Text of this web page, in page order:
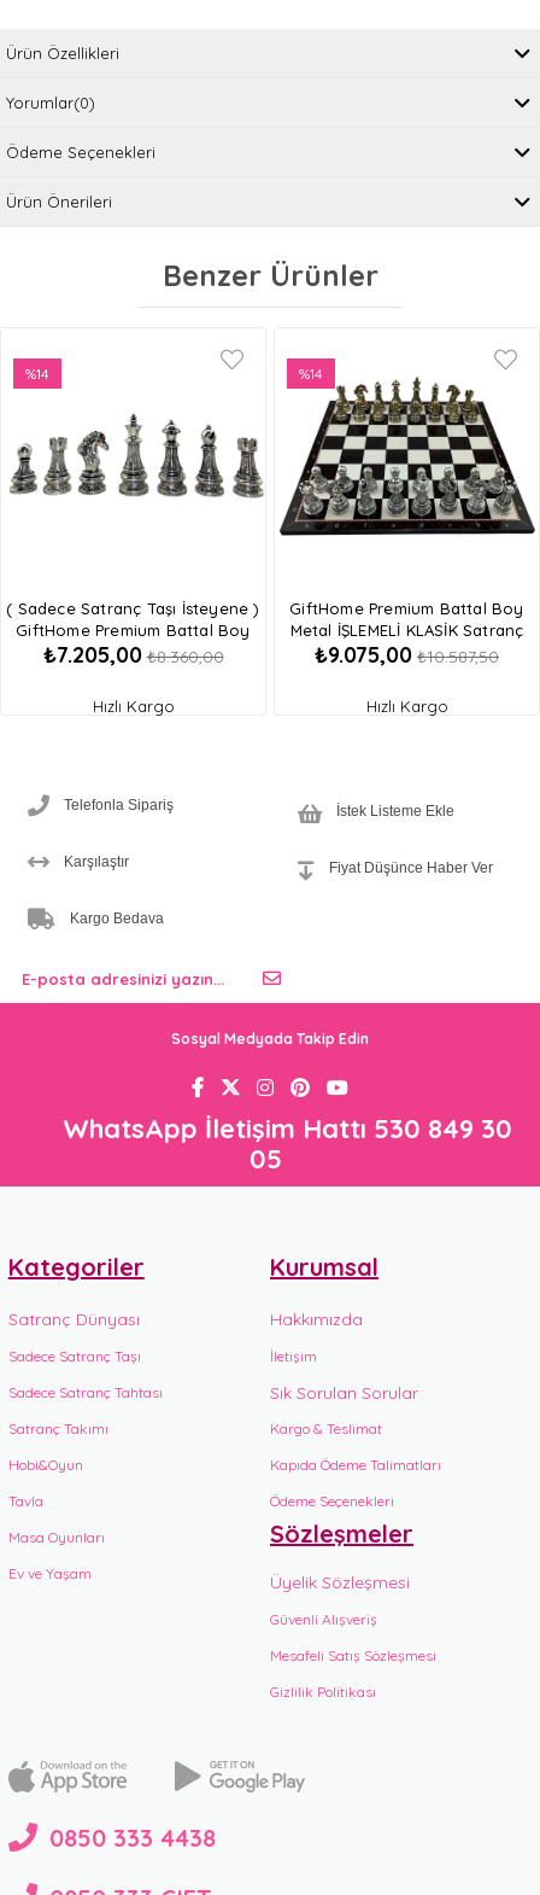
Ürün Özellikleri
Yorumlar(0)
Ödeme Seçenekleri
Ürün Önerileri
Benzer Ürünler
( Sadece Satranç Taşı İsteyene )
GiftHome Premium Battal Boy
Metal İşlemeli KLASİK Satranç Taşı
₺7.205,00 ₺8.360,00
%14
%14İndirim
Hızlı Kargo
GiftHome Premium Battal Boy
Metal İŞLEMELİ KLASİK Satranç
Takımı ve Katlanır Ceviz Desenli
₺9.075,00 ₺10.587,50
%14
İndirim
%14İndirim
Hızlı Kargo
Telefonla Sipariş İstek Listeme Ekle
Karşılaştır Fiyat Düşünce Haber Ver
Kargo Bedava
Sosyal Medyada Takip Edin
WhatsApp İletişim Hattı 530 849 30
05
Kategoriler
Satranç Dünyası
Sadece Satranç Taşı
Sadece Satranç Tahtası
Satranç Takımı
Hobi&Oyun
Tavla
Masa Oyunları
Ev ve Yaşam
Kurumsal
Hakkımızda
İletişim
Sık Sorulan Sorular
Kargo & Teslimat
Kapıda Ödeme Talimatları
Ödeme Seçenekleri
Sözleşmeler
Üyelik Sözleşmesi
Güvenli Alışveriş
Mesafeli Satış Sözleşmesi
Gizlilik Politikası
0850 333 4438